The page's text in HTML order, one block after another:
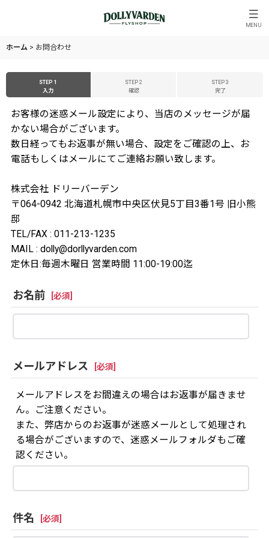
MENU
ホーム > お問合わせ
STEP 1
入力
STEP 2
確認
STEP 3
完了
お客様の迷惑メール設定により、当店のメッセージが届
かない場合がございます。
数日経ってもお返事が無い場合、設定をご確認の上、お
電話もしくはメールにてご連絡お願い致します。
株式会社 ドリーバーデン
〒064-0942 北海道札幌市中央区伏見5丁目3番1号 旧小熊
邸
TEL/FAX : 011-213-1235
MAIL : dolly@dorllyvarden.com
定休日:毎週木曜日 営業時間 11:00-19:00迄
お名前 必須
メールアドレス 必須
メールアドレスをお間違えの場合はお返事が届きませ
ん。ご注意ください。
また、弊店からのお返事が迷惑メールとして処理され
る場合がございますので、迷惑メールフォルダもご確
認ください。
件名 必須